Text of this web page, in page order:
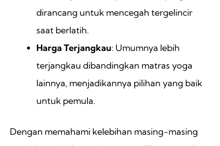
dirancang untuk mencegah tergelincir
saat berlatih.
Harga Terjangkau: Umumnya lebih
terjangkau dibandingkan matras yoga
lainnya, menjadikannya pilihan yang baik
untuk pemula.
Dengan memahami kelebihan masing-masing